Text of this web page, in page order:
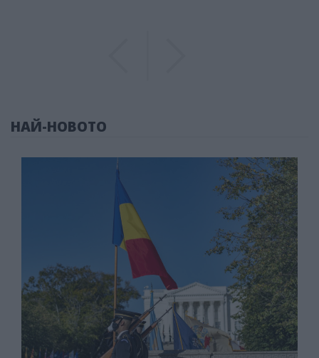
НАЙ-НОВОТО